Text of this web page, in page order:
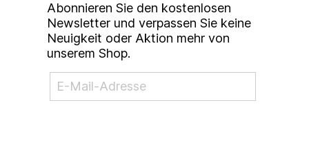
Abonnieren Sie den kostenlosen
Newsletter und verpassen Sie keine
Neuigkeit oder Aktion mehr von
unserem Shop.